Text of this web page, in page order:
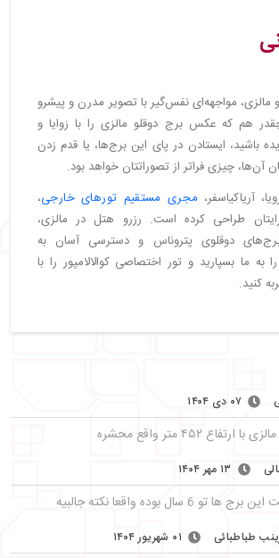
مالزی، مواجهه‌ای نفس‌گیر با تصویر مدرن و پیشرو
هم که عکس برج دوقلو مالزی را با زوایا و
باشید، ایستادن در پای این برج‌ها، یا قدم زدن
آن‌ها، چیزی فراتر از تصوراتتان خواهد بود.
آریاکیاسفر، مجری مستقیم تورهای خارجی،
طراحی کرده است. رزرو هتل در مالزی،
برج‌های دوقلوی پتروناس و دسترسی آسان به
به ما بسپارید و تور اختصاصی کوالالامپور را با
کنید.
۰۷ دی ۱۴۰۴
۴۵۲ متر واقع محشره
۱۳ مهر ۱۴۰۴
6 سال بوده واقعا نکته جالبیه
طباطبائی ۰۱ شهریور ۱۴۰۴